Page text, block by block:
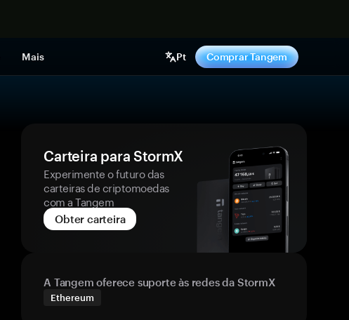
Mais Pt Comprar Tangem
Carteira para StormX
Experimente o futuro das
carteiras de criptomoedas
com a Tangem
Obter carteira
A Tangem oferece suporte às redes da StormX
Ethereum